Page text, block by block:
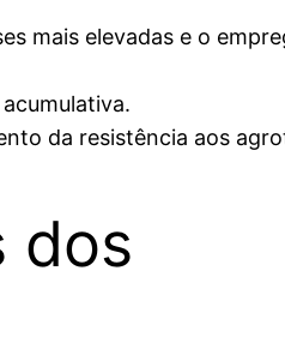
mais elevadas e o
da resistência aos
dos